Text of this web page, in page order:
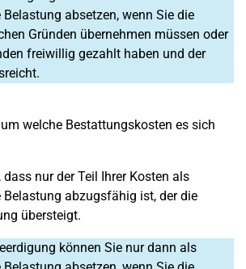
absetzen, wenn Sie die
Gründen übernehmen müssen oder
freiwillig gezahlt haben und der
welche Bestattungskosten es sich
dass nur der Teil Ihrer Kosten als
abzugsfähig ist, der die
übersteigt.
können Sie nur dann als